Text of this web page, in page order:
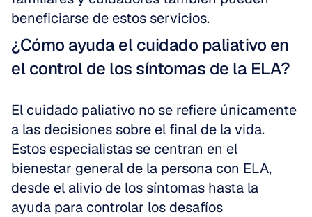
beneficiarse de estos servicios.
¿Cómo ayuda el cuidado paliativo en
el control de los síntomas de la ELA?
El cuidado paliativo no se refiere únicamente
a las decisiones sobre el final de la vida.
Estos especialistas se centran en el
bienestar general de la persona con ELA,
desde el alivio de los síntomas hasta la
ayuda para controlar los desafíos